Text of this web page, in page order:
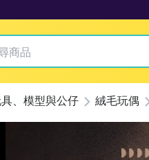
、模型與公仔 絨毛玩偶